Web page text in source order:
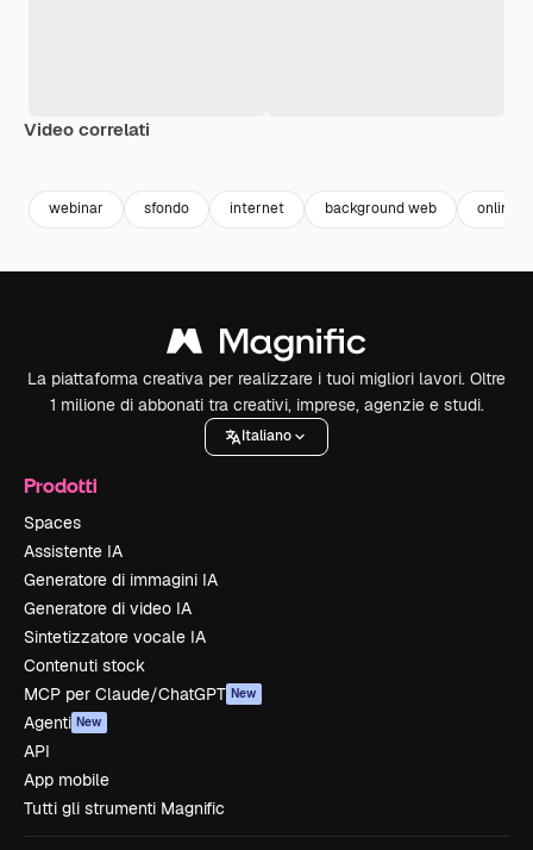
Video correlati
webinar sfondo internet background web online
La piattaforma creativa per realizzare i tuoi migliori lavori. Oltre
1 milione di abbonati tra creativi, imprese, agenzie e studi.
Italiano
Prodotti
Spaces
Assistente IA
Generatore di immagini IA
Generatore di video IA
Sintetizzatore vocale IA
Contenuti stock
MCP per Claude/ChatGPT New
Agenti New
API
App mobile
Tutti gli strumenti Magnific